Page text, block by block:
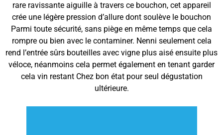
rare ravissante aiguille à travers ce bouchon, cet appareil
crée une légère pression d’allure dont soulève le bouchon
Parmi toute sécurité, sans piège en même temps que cela
rompre ou bien avec le contaminer. Nenni seulement cela
rend l’entrée sûrs bouteilles avec vigne plus aisé ensuite plus
véloce, néanmoins cela permet également en tenant garder
cela vin restant Chez bon état pour seul dégustation
ultérieure.